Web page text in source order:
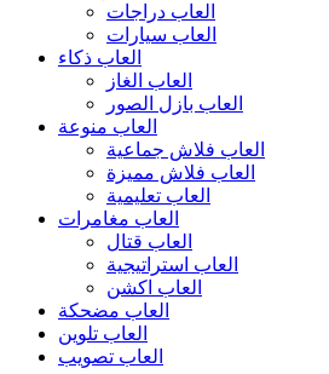
العاب دراجات
العاب سيارات
العاب ذكاء
العاب الغاز
العاب بازل الصور
العاب منوعة
العاب فلاش جماعية
العاب فلاش مميزة
العاب تعليمية
العاب مغامرات
العاب قتال
العاب استراتيجية
العاب اكشن
العاب مضحكة
العاب تلوين
العاب تصويب